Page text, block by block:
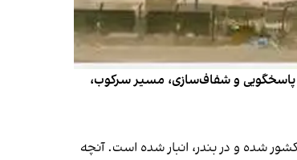
پاسخگویی و شفاف‌سازی، مسیر سرکوب،‌
شده و در بندر، انبار شده است. آنچه